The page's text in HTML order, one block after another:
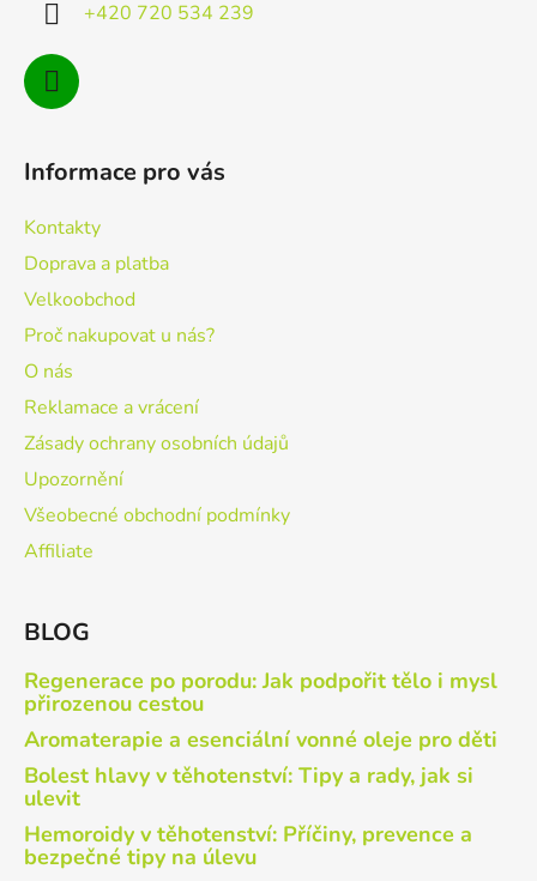
+420 720 534 239
Informace pro vás
Kontakty
Doprava a platba
Velkoobchod
Proč nakupovat u nás?
O nás
Reklamace a vrácení
Zásady ochrany osobních údajů
Upozornění
Všeobecné obchodní podmínky
Affiliate
BLOG
Regenerace po porodu: Jak podpořit tělo i mysl
přirozenou cestou
Aromaterapie a esenciální vonné oleje pro děti
Bolest hlavy v těhotenství: Tipy a rady, jak si
ulevit
Hemoroidy v těhotenství: Příčiny, prevence a
bezpečné tipy na úlevu